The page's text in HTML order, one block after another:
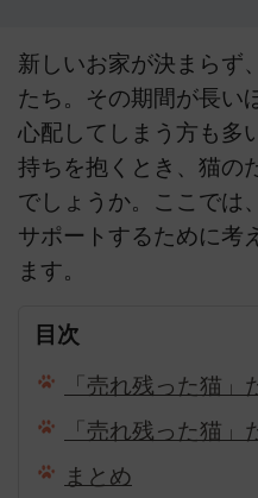
新しいお家が決まらず
たち。その期間が長い
心配してしまう方も多
持ちを抱くとき、猫の
でしょうか。ここでは
サポートするために考
ます。
目次
「売れ残った猫
「売れ残った猫
まとめ